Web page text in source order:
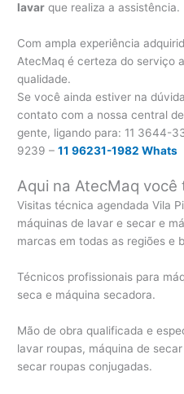
lavar que realiza a assistência.
Com ampla experiência
AtecMaq é certeza do serviço
qualidade.
Se você ainda estiver na
contato com a nossa central
gente, ligando para: 11 3644-
9239 –11 96231-1982 Whats
Aqui na AtecMaq você
Visitas técnica agendada Vila
máquinas de lavar e secar e
marcas em todas as regiões e
Técnicos profissionais para
seca e máquina secadora.
Mão de obra qualificada e
lavar roupas, máquina de
secar roupas conjugadas.